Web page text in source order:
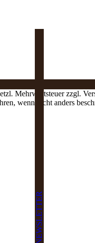
Mehrwertsteuer zzgl.
wenn nicht anders
NEWSLETTER